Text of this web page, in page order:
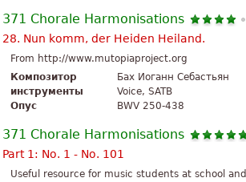
371 Chorale Harmonisations
28. Nun komm, der Heiden Heiland.
From http://www.mutopiaproject.org
Композитор
Бах Иоганн Себастьян
инструменты
Voice, SATB
Опус
BWV 250-438
371 Chorale Harmonisations
Part 1: No. 1 - No. 101
Useful resource for music students at school and